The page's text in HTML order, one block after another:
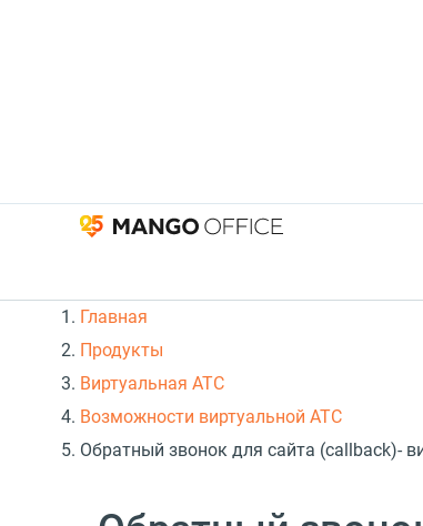
Главная
Продукты
Виртуальная АТС
Возможности виртуальной АТС
Обратный звонок для сайта (callback)-